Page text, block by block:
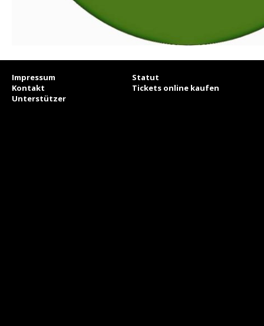
Impressum
Statut
Kontakt
Tickets online kaufen
Unterstützer